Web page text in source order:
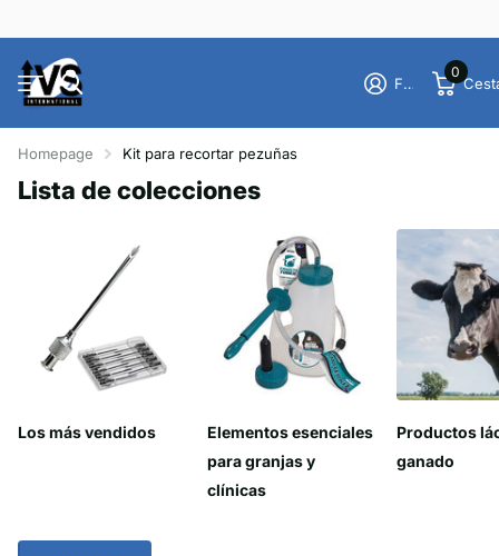
Firme en el registro
0
Homepage Kit para recortar pezuñas
Lista de colecciones
Los más vendidos
Elementos esenciales
para granjas y
clínicas
Productos
ganado